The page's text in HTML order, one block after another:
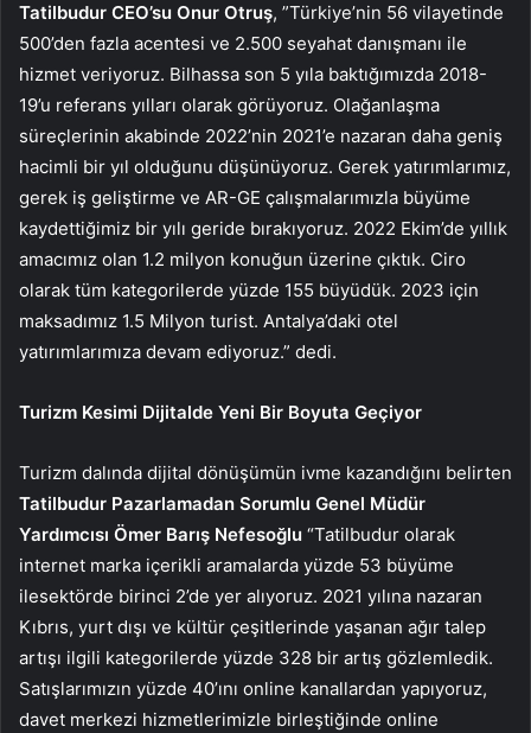
Tatilbudur CEO’su Onur Otruş, ”Türkiye’nin 56 vilayetinde
500’den fazla acentesi ve 2.500 seyahat danışmanı ile
hizmet veriyoruz. Bilhassa son 5 yıla baktığımızda 2018-
19’u referans yılları olarak görüyoruz. Olağanlaşma
süreçlerinin akabinde 2022’nin 2021’e nazaran daha geniş
hacimli bir yıl olduğunu düşünüyoruz. Gerek yatırımlarımız,
gerek iş geliştirme ve AR-GE çalışmalarımızla büyüme
kaydettiğimiz bir yılı geride bırakıyoruz. 2022 Ekim’de yıllık
amacımız olan 1.2 milyon konuğun üzerine çıktık. Ciro
olarak tüm kategorilerde yüzde 155 büyüdük. 2023 için
maksadımız 1.5 Milyon turist. Antalya’daki otel
yatırımlarımıza devam ediyoruz.” dedi.
Turizm Kesimi Dijitalde Yeni Bir Boyuta Geçiyor
Turizm dalında dijital dönüşümün ivme kazandığını belirten
Tatilbudur Pazarlamadan Sorumlu Genel Müdür
Yardımcısı Ömer Barış Nefesoğlu “Tatilbudur olarak
internet marka içerikli aramalarda yüzde 53 büyüme
ilesektörde birinci 2’de yer alıyoruz. 2021 yılına nazaran
Kıbrıs, yurt dışı ve kültür çeşitlerinde yaşanan ağır talep
artışı ilgili kategorilerde yüzde 328 bir artış gözlemledik.
Satışlarımızın yüzde 40’ını online kanallardan yapıyoruz,
davet merkezi hizmetlerimizle birleştiğinde online